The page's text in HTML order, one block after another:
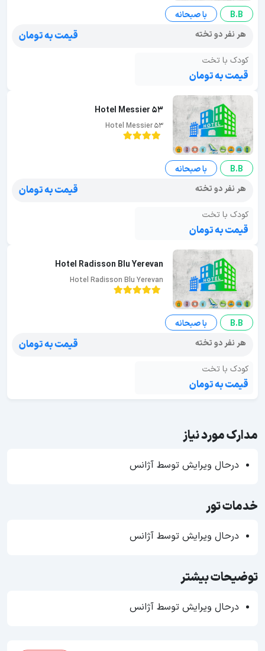
B.B
با صبحانه
هر نفر دو تخته
قیمت به تومان
کودک با تخت
قیمت به تومان
Hotel Messier 53
Hotel Messier 53
B.B
با صبحانه
هر نفر دو تخته
قیمت به تومان
کودک با تخت
قیمت به تومان
Hotel Radisson Blu Yerevan
Hotel Radisson Blu Yerevan
B.B
با صبحانه
هر نفر دو تخته
قیمت به تومان
کودک با تخت
قیمت به تومان
مدارک مورد نیاز
درحال ویرایش توسط آژانس
خدمات تور
درحال ویرایش توسط آژانس
توضیحات بیشتر
درحال ویرایش توسط آژانس